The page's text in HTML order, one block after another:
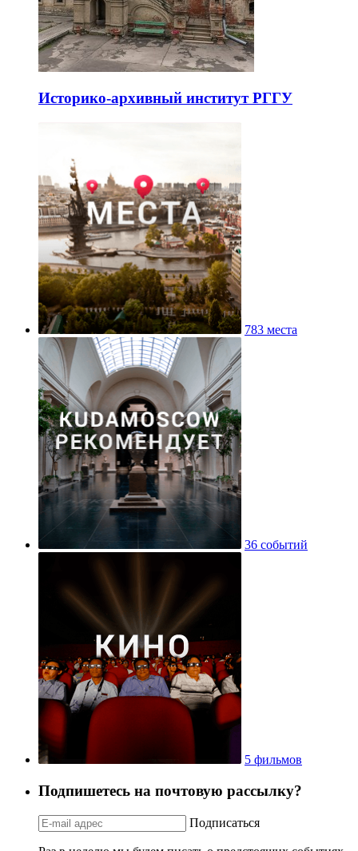
Историко-архивный институт РГГУ
783 места
36 событий
5 фильмов
Подпишетесь на почтовую рассылку?
Подписаться